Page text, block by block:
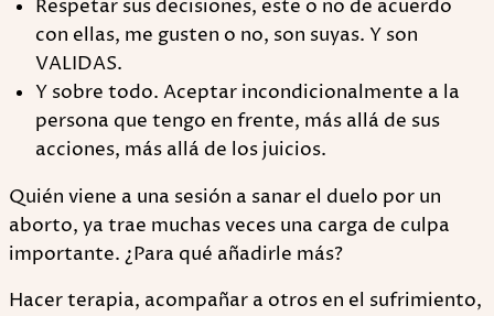
Respetar sus decisiones, este o no de acuerdo
con ellas, me gusten o no, son suyas. Y son
VALIDAS.
Y sobre todo. Aceptar incondicionalmente a la
persona que tengo en frente, más allá de sus
acciones, más allá de los juicios.
Quién viene a una sesión a sanar el duelo por un
aborto, ya trae muchas veces una carga de culpa
importante. ¿Para qué añadirle más?
Hacer terapia, acompañar a otros en el sufrimiento,